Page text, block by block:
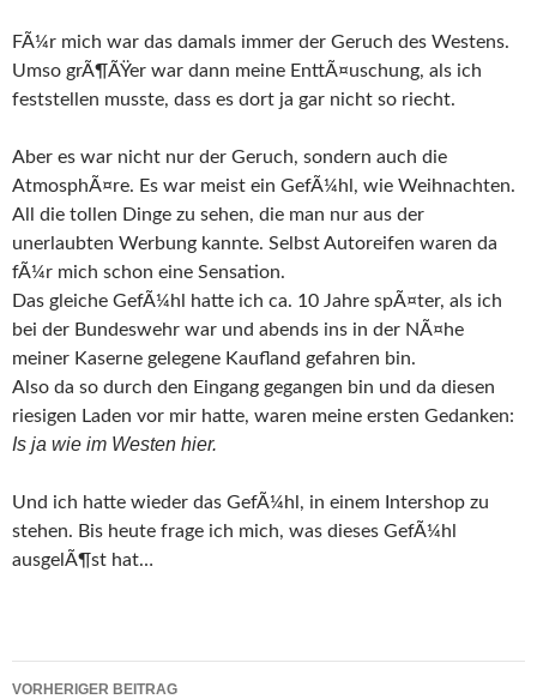
FÃ¼r mich war das damals immer der Geruch des Westens.
Umso grÃ¶ÃŸer war dann meine EnttÃ¤uschung, als ich
feststellen musste, dass es dort ja gar nicht so riecht.
Aber es war nicht nur der Geruch, sondern auch die
AtmosphÃ¤re. Es war meist ein GefÃ¼hl, wie Weihnachten.
All die tollen Dinge zu sehen, die man nur aus der
unerlaubten Werbung kannte. Selbst Autoreifen waren da
fÃ¼r mich schon eine Sensation.
Das gleiche GefÃ¼hl hatte ich ca. 10 Jahre spÃ¤ter, als ich
bei der Bundeswehr war und abends ins in der NÃ¤he
meiner Kaserne gelegene Kaufland gefahren bin.
Also da so durch den Eingang gegangen bin und da diesen
riesigen Laden vor mir hatte, waren meine ersten Gedanken:
Is ja wie im Westen hier.
Und ich hatte wieder das GefÃ¼hl, in einem Intershop zu
stehen. Bis heute frage ich mich, was dieses GefÃ¼hl
ausgelÃ¶st hat…
Beitragsnavigation
VORHERIGER BEITRAG